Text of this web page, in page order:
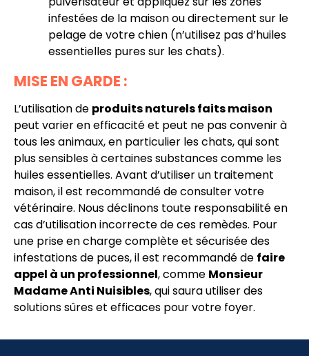
infestées de la maison ou directement sur le
pelage de votre chien (n’utilisez pas d’huiles
essentielles pures sur les chats).
MISE EN GARDE :
L’utilisation de produits naturels faits maison
peut varier en efficacité et peut ne pas convenir à
tous les animaux, en particulier les chats, qui sont
plus sensibles à certaines substances comme les
huiles essentielles. Avant d’utiliser un traitement
maison, il est recommandé de consulter votre
vétérinaire. Nous déclinons toute responsabilité en
cas d’utilisation incorrecte de ces remèdes. Pour
une prise en charge complète et sécurisée des
infestations de puces, il est recommandé de faire
appel à un professionnel, comme Monsieur
Madame Anti Nuisibles, qui saura utiliser des
solutions sûres et efficaces pour votre foyer.